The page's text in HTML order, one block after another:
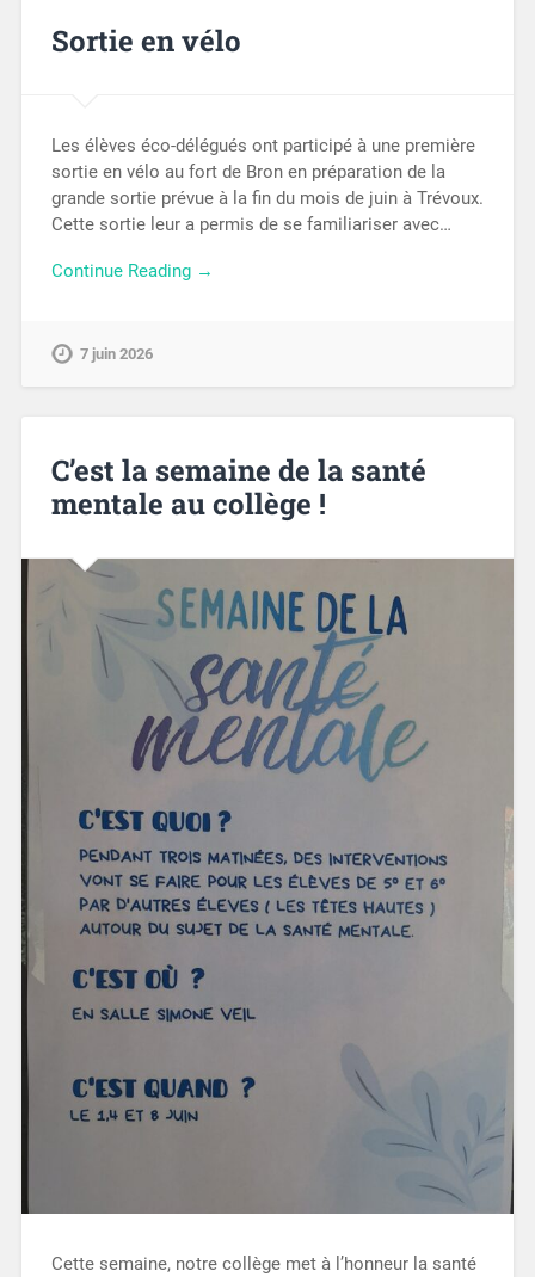
Sortie en vélo
Les élèves éco-délégués ont participé à une première
sortie en vélo au fort de Bron en préparation de la
grande sortie prévue à la fin du mois de juin à Trévoux.
Cette sortie leur a permis de se familiariser avec…
Continue Reading →
7 juin 2026
C’est la semaine de la santé
mentale au collège !
Cette semaine, notre collège met à l’honneur la santé